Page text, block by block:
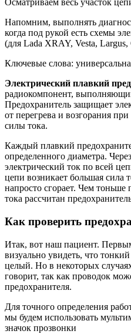
Осматриваем весь участок
Напомним, выполнять
когда под рукой есть схемы
(для Lada XRAY, Vesta,
Ключевые слова:
Электрический плавкий
радиокомпонент,
Предохранитель защищает
от перегрева и возгорания
силы тока.
Каждый плавкий
определенного диаметра.
электрический ток по всей
цепи возникает большая сила
напросто сгорает. Чем
тока рассчитан
Как проверить
Итак, вот наш пациент.
визуально увидеть, что
целый. Но в некоторых
говорит, так как проводок
предохранителя.
Для точного определения
мы будем использовать
значок прозвонки